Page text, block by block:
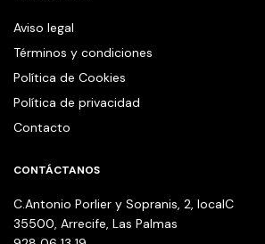
Aviso legal
Términos y condiciones
Política de Cookies
Política de privacidad
Contacto
CONTÁCTANOS
C.Antonio Porlier y Sopranis, 2, localC
35500, Arrecife, Las Palmas